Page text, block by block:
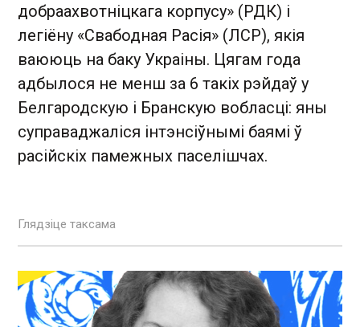
добраахвотніцкага корпусу» (РДК) і
легіёну «Свабодная Расія» (ЛСР), якія
ваююць на баку Украіны. Цягам года
адбылося не менш за 6 такіх рэйдаў у
Белгародскую і Бранскую вобласці: яны
суправаджаліся інтэнсіўнымі баямі ў
расійскіх памежных паселішчах.
Глядзіце таксама